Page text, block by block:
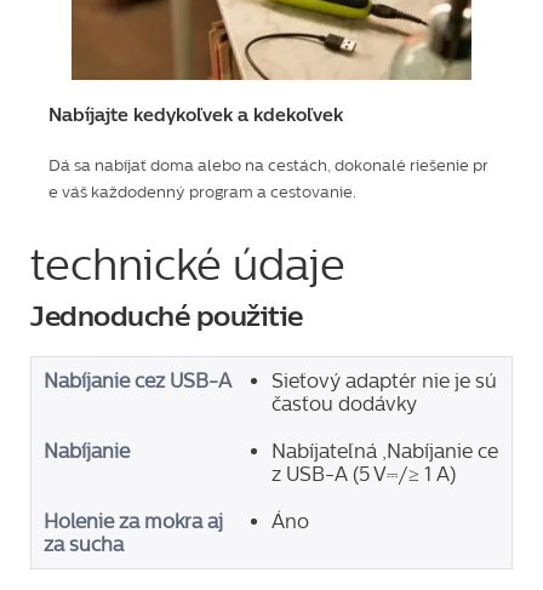
Nabíjajte kedykoľvek a kdekoľvek
Dá sa nabíjať doma alebo na cestách, dokonalé riešenie pr
e váš každodenný program a cestovanie.
technické údaje
Jednoduché použitie
Nabíjanie cez USB-A
Sieťový adaptér nie je sú
časťou dodávky
Nabíjanie
Nabíjateľná ,Nabíjanie ce
z USB-A (5 V⎓/≥ 1 A)
Holenie za mokra aj
za sucha
Áno